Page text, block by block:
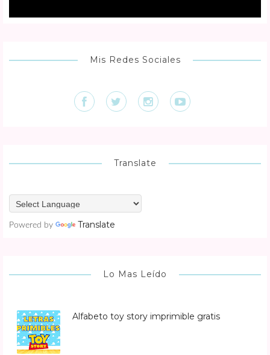
Mis Redes Sociales
Translate
Powered by Translate
Lo Mas Leído
Alfabeto toy story imprimible gratis